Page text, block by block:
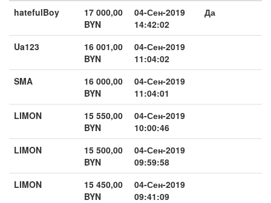
hatefulBoy
17 000,00
BYN
04-Сен-2019
14:42:02
Да
Ua123
16 001,00
BYN
04-Сен-2019
11:04:02
SMA
16 000,00
BYN
04-Сен-2019
11:04:01
LIMON
15 550,00
BYN
04-Сен-2019
10:00:46
LIMON
15 500,00
BYN
04-Сен-2019
09:59:58
LIMON
15 450,00
BYN
04-Сен-2019
09:41:09